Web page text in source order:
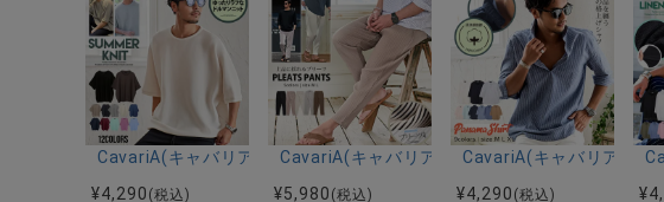
CavariA(キャバリア)12Gミラノリブクルーネックドルマンハーフスリ
¥4,290 (税込)
CavariA(キャバリア)プリーツ加工イージーロン
¥5,980 (税込)
CavariA(キャバリア)パ
¥4,290 (税込)
¥